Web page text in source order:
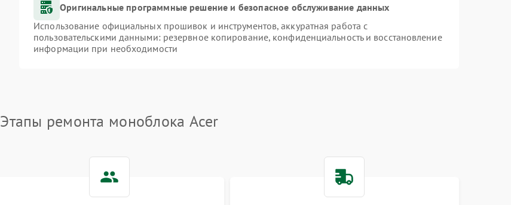
Оригинальные программные решение и безопасное обслуживание данных
Использование официальных прошивок и инструментов, аккуратная работа с
пользовательскими данными: резервное копирование, конфиденциальность и восстановление
информации при необходимости
Этапы ремонта моноблока Acer